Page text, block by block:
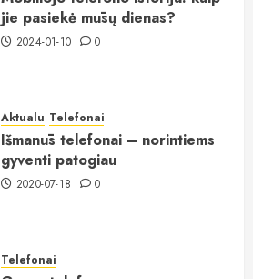
jie pasiekė mūsų dienas?
2024-01-10 0
Aktualu Telefonai
Išmanūs telefonai – norintiems
gyventi patogiau
2020-07-18 0
Telefonai